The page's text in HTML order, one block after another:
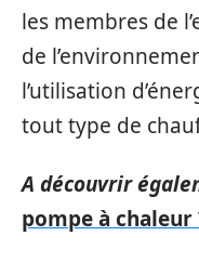
les membres de
de
l’utilisation
tout type de
A découvrir
pompe à chaleur